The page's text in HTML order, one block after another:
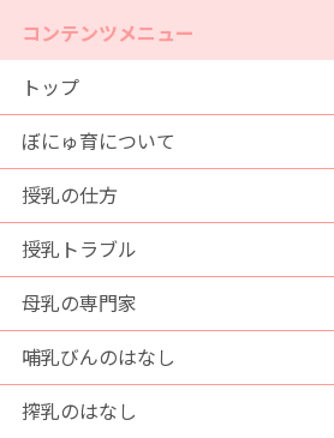
コンテンツメニュー
トップ
ぼにゅ育について
授乳の仕方
授乳トラブル
母乳の専門家
哺乳びんのはなし
搾乳のはなし